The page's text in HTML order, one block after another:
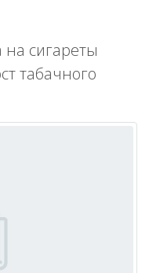
сигареты
табачного